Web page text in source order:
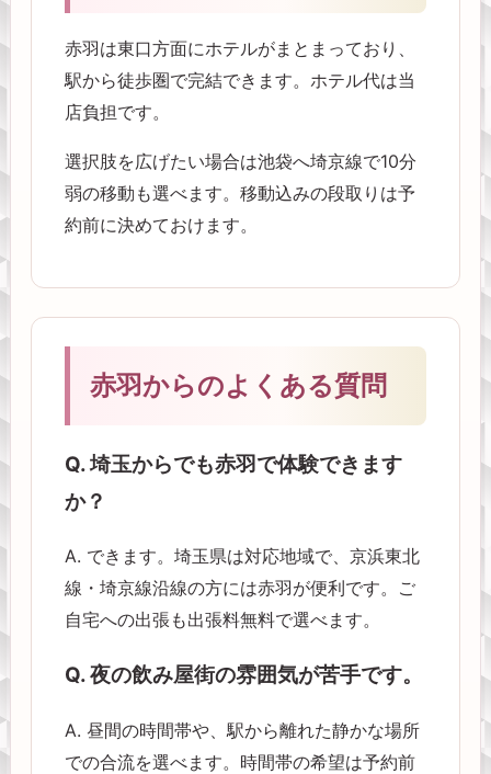
赤羽は東口方面にホテルがまとまっており、
駅から徒歩圏で完結できます。ホテル代は当
店負担です。
選択肢を広げたい場合は池袋へ埼京線で10分
弱の移動も選べます。移動込みの段取りは予
約前に決めておけます。
赤羽からのよくある質問
Q. 埼玉からでも赤羽で体験できます
か？
A. できます。埼玉県は対応地域で、京浜東北
線・埼京線沿線の方には赤羽が便利です。ご
自宅への出張も出張料無料で選べます。
Q. 夜の飲み屋街の雰囲気が苦手です。
A. 昼間の時間帯や、駅から離れた静かな場所
での合流を選べます。時間帯の希望は予約前